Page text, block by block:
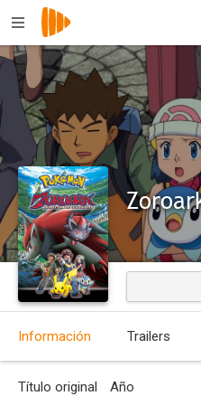
Información Trailers
Título original Año